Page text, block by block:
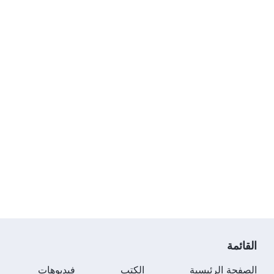
القائمة
الصفحة الرئيسية الكتب فيديوهات